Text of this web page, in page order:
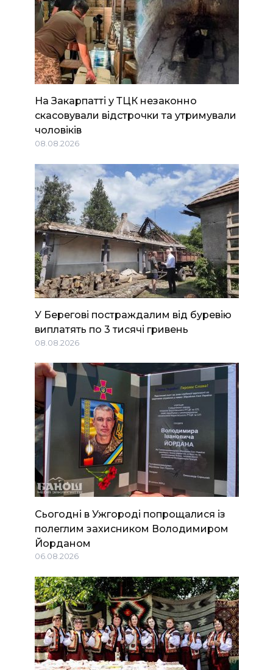
На Закарпатті у ТЦК незаконно
скасовували відстрочки та утримували
чоловіків
08.08.2026
У Берегові постраждалим від буревію
виплатять по 3 тисячі гривень
08.08.2026
Сьогодні в Ужгороді попрощалися із
полеглим захисником Володимиром
Йорданом
06.08.2026